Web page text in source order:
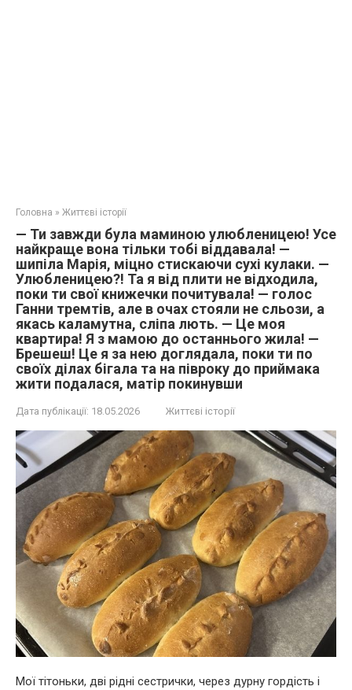
Головна » Життєві історії
— Ти завжди була маминою улюбленицею! Усе
найкраще вона тільки тобі віддавала! —
шипіла Марія, міцно стискаючи сухі кулаки. —
Улюбленицею?! Та я від плити не відходила,
поки ти свої книжечки почитувала! — голос
Ганни тремтів, але в очах стояли не сльози, а
якась каламутна, сліпа лють. — Це моя
квартира! Я з мамою до останнього жила! —
Брешеш! Це я за нею доглядала, поки ти по
своїх ділах бігала та на півроку до приймака
жити подалася, матір покинувши
Дата публікації: 18.05.2026 Життєві історії
Мої тітоньки, дві рідні сестрички, через дурну гордість і